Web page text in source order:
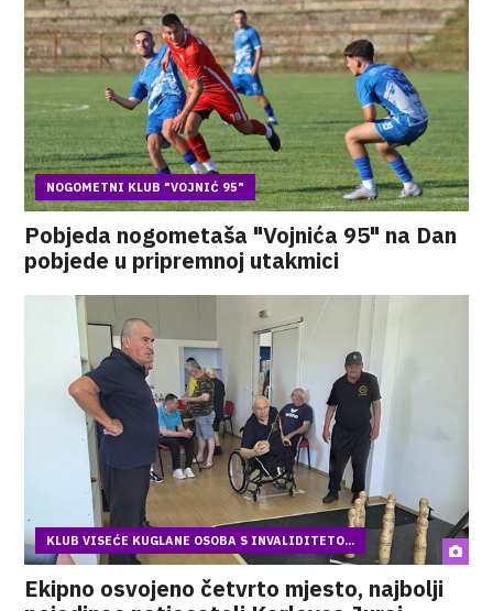
NOGOMETNI KLUB "VOJNIĆ 95"
Pobjeda nogometaša "Vojnića 95" na Dan
pobjede u pripremnoj utakmici
KLUB VISEĆE KUGLANE OSOBA S INVALIDITETO...
Ekipno osvojeno četvrto mjesto, najbolji